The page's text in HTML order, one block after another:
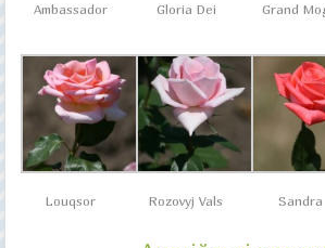
Ambassador Gloria Dei Grand
Louqsor Rozovyj Vals Sandra